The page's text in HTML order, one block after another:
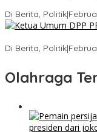
Di Berita, Politik|
Di Berita, Politik|
Olahraga